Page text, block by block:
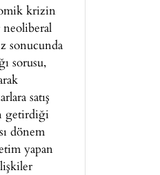
krizin
sonucunda
sorusu,
satış
getirdiği
dönem
yapan